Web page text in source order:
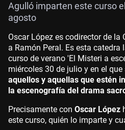
Agulló imparten este curso
agosto
Oscar López es codirector de
a Ramón Peral. Es esta catedra
curso de verano 'El Misteri a
miércoles 30 de julio y en el que
aquellos y aquellas que estén
la escenografía del drama
Precisamente con Oscar López
este curso, quién lo imparte y